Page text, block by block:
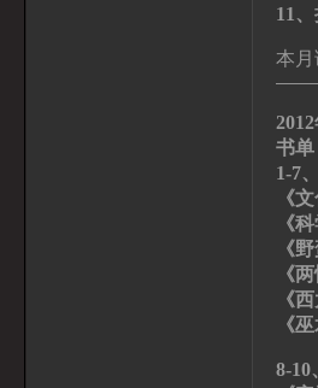
11
本月
书单
1-7
《
《
《
《
《
《
8-10